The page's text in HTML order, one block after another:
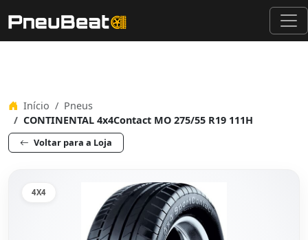
Início
Pneus
CONTINENTAL 4x4Contact MO 275/55 R19 111H
Voltar para a Loja
4X4